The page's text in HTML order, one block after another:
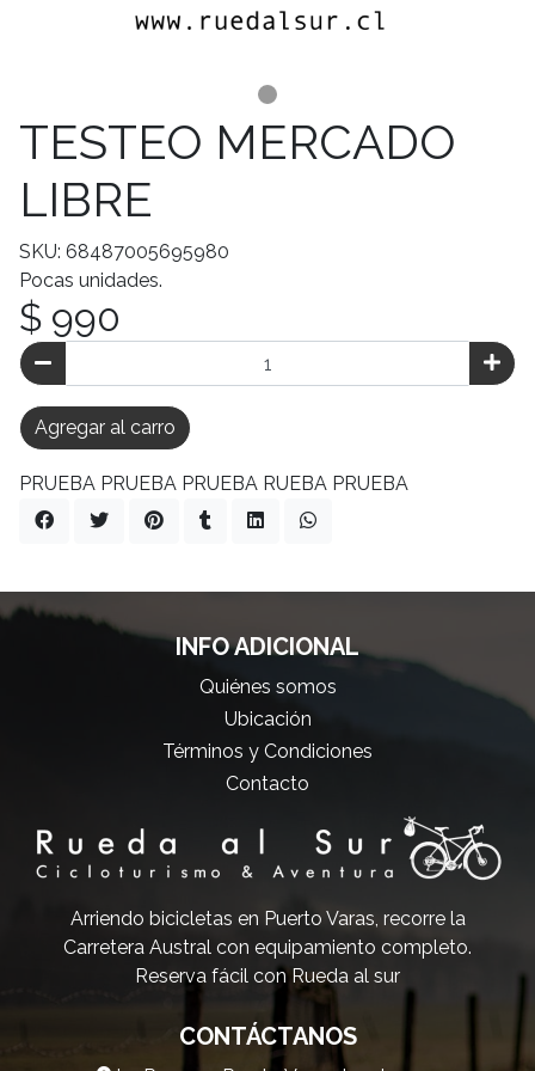
TESTEO MERCADO
LIBRE
SKU: 68487005695980
Pocas unidades.
$ 990
Agregar al carro
PRUEBA PRUEBA PRUEBA RUEBA PRUEBA
INFO ADICIONAL
Quiénes somos
Ubicación
Términos y Condiciones
Contacto
Arriendo bicicletas en Puerto Varas, recorre la
Carretera Austral con equipamiento completo.
Reserva fácil con Rueda al sur
CONTÁCTANOS